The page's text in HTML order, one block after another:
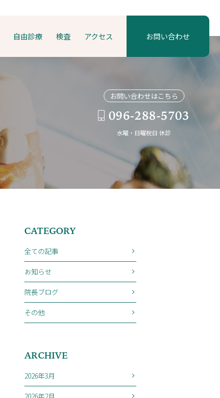
自由診療 検査 アクセス お問い合わせ
お問い合わせはこちら
水曜・日曜祝日 休診
CATEGORY
全ての記事
お知らせ
院長ブログ
その他
ARCHIVE
2026年3月
2026年2月